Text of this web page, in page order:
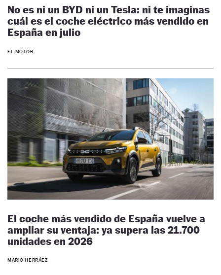
No es ni un BYD ni un Tesla: ni te imaginas
cuál es el coche eléctrico más vendido en
España en julio
EL MOTOR
El coche más vendido de España vuelve a
ampliar su ventaja: ya supera las 21.700
unidades en 2026
MARIO HERRÁEZ